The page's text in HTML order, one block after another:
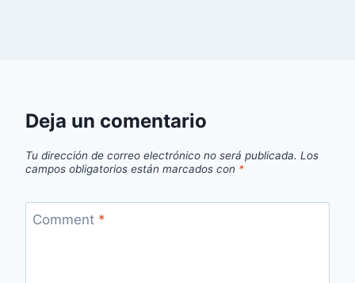
Deja un comentario
Tu dirección de correo electrónico no será publicada. Los
campos obligatorios están marcados con *
Comment *